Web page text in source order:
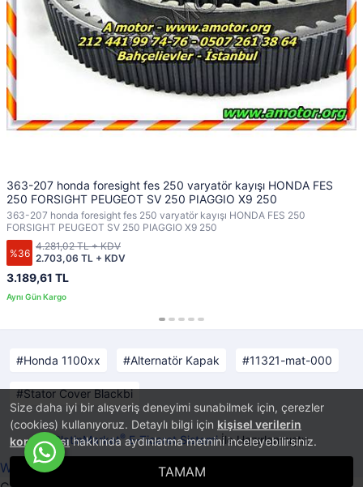
Size daha iyi bir alışveriş deneyimi sunabilmek için, çerezler
(cookies) kullanıyoruz. Detaylı bilgi için kişisel verilerin
korunmasıhakkında aydınlatma metnini inceleyebilirsiniz.
TAMAM
363-207 honda foresight fes 250 varyatör kayışı HONDA FES
250 FORSIGHT PEUGEOT SV 250 PIAGGIO X9 250
363-207 honda foresight fes 250 varyatör kayışı HONDA FES 250
FORSIGHT PEUGEOT SV 250 PIAGGIO X9 250
%36
3.189,61 TL
2.703,06 TL + KDV
4.281,02 TL + KDV
Honda 1100xx Alternatör Kapak 11321-mat-000
Stator Cover Blackbi
PlatinMarket®E-Ticaret Sistemiİle Hazırlanmıştır.
Whatsapp ile Sipariş Ver!